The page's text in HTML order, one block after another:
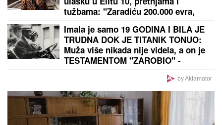
EVO SA KIM MILICA UŽIVA NA ADI BOJANI NAKON
SVAĐE SA TERZOM NA PLAŽINjega zna cela Srbija:
Mreže gore od komentara, osvanula fotografija